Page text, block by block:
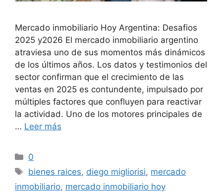
Mercado inmobiliario Hoy Argentina: Desafios
2025 y2026 El mercado inmobiliario argentino
atraviesa uno de sus momentos más dinámicos
de los últimos años. Los datos y testimonios del
sector confirman que el crecimiento de las
ventas en 2025 es contundente, impulsado por
múltiples factores que confluyen para reactivar
la actividad. Uno de los motores principales de
… Leer más
Categorías
0
Etiquetas
bienes raices, diego migliorisi, mercado
inmobiliario, mercado inmobiliario hoy